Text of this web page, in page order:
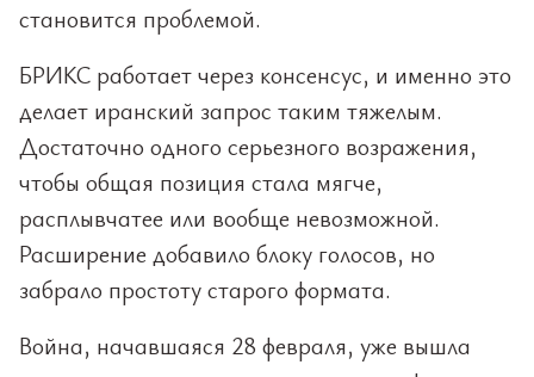
становится проблемой.
БРИКС работает через консенсус, и именно это
делает иранский запрос таким тяжелым.
Достаточно одного серьезного возражения,
чтобы общая позиция стала мягче,
расплывчатее или вообще невозможной.
Расширение добавило блоку голосов, но
забрало простоту старого формата.
Война, начавшаяся 28 февраля, уже вышла